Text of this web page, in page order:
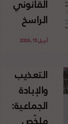
الإسرائيلي
غير
القانوني
الفلسطينية
القانوني
الراسخ
للاجئين
وحقهم
في العودة
بموجب
القانون
أبريل 15, 2026
التعذيب
والإبادة
الجماعية: